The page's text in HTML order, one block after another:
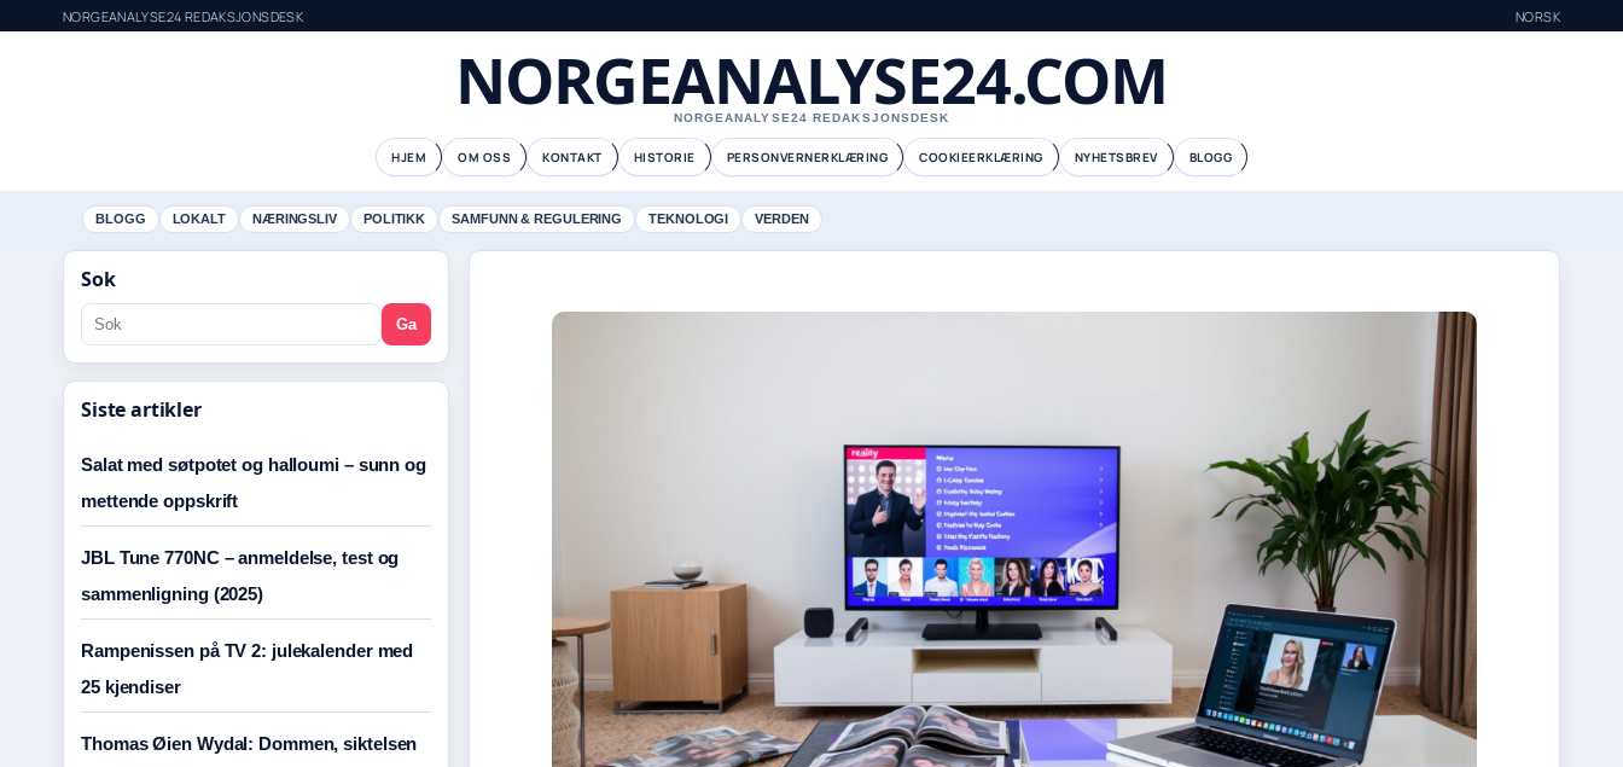
NORGEANALYSE24 REDAKSJONSDESK NORSK
NORGEANALYSE24.COM
NORGEANALYSE24 REDAKSJONSDESK
HJEM OM OSS KONTAKT HISTORIE PERSONVERNERKLÆRING COOKIEERKLÆRING NYHETSBREV BLOGG
BLOGG LOKALT NÆRINGSLIV POLITIKK SAMFUNN & REGULERING TEKNOLOGI VERDEN
Sok
Ga
Siste artikler
Salat med søtpotet og halloumi – sunn og
mettende oppskrift
JBL Tune 770NC – anmeldelse, test og
sammenligning (2025)
Rampenissen på TV 2: julekalender med
25 kjendiser
Thomas Øien Wydal: Dommen, siktelsen